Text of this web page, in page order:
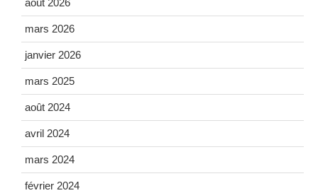
août 2026
mars 2026
janvier 2026
mars 2025
août 2024
avril 2024
mars 2024
février 2024